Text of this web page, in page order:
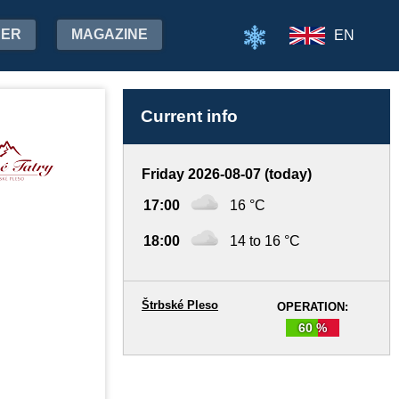
MAGAZINE EN
Current info
Friday 2026-08-07 (today)
17:00 16 °C
18:00 14 to 16 °C
OPERATION:
60 %
Štrbské Pleso